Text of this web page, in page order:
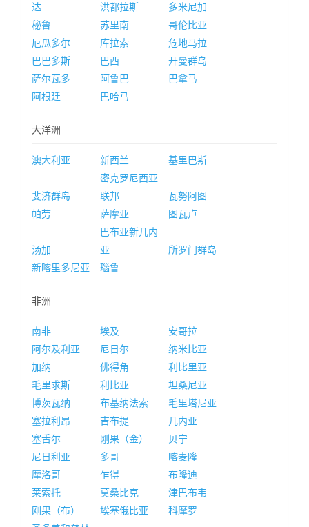
达
洪都拉斯
多米尼加
秘鲁
苏里南
哥伦比亚
厄瓜多尔
库拉索
危地马拉
巴巴多斯
巴西
开曼群岛
萨尔瓦多
阿鲁巴
巴拿马
阿根廷
巴哈马
大洋洲
澳大利亚 新西兰 基里巴斯
斐济群岛
密克罗尼西亚
联邦
瓦努阿图
帕劳
萨摩亚 图瓦卢
汤加
巴布亚新几内
亚
所罗门群岛
新喀里多尼亚
瑙鲁
非洲
南非 埃及
安哥拉
阿尔及利亚
尼日尔
纳米比亚
加纳
佛得角
利比里亚
毛里求斯
利比亚
坦桑尼亚
博茨瓦纳
布基纳法索
毛里塔尼亚
塞拉利昂
吉布提
几内亚
塞舌尔
刚果（金）
贝宁
尼日利亚
多哥
喀麦隆
摩洛哥
乍得
布隆迪
莱索托
莫桑比克
津巴布韦
刚果（布）
埃塞俄比亚
科摩罗